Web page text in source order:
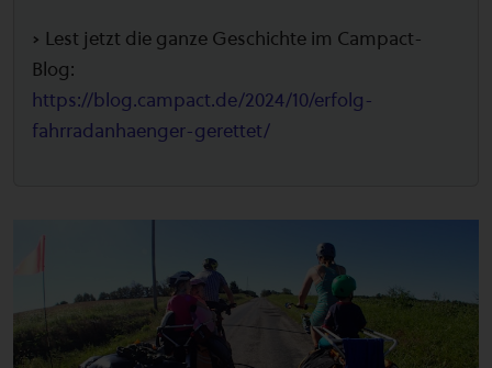
➡️ Lest jetzt die ganze Geschichte im Campact-
Blog:
https://blog.campact.de/2024/10/erfolg-
fahrradanhaenger-gerettet/